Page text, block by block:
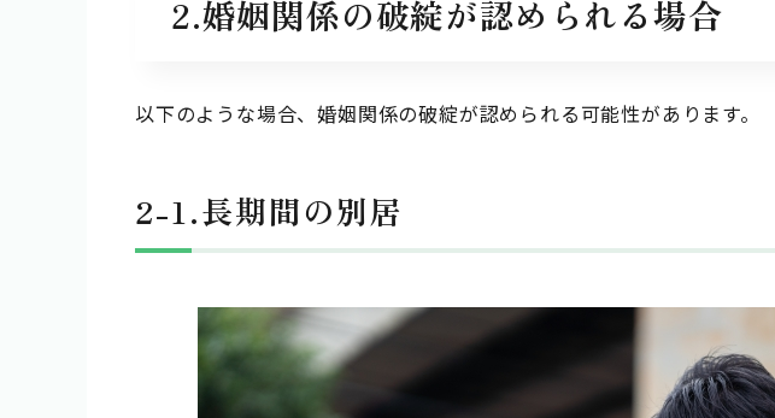
2.婚姻関係の破綻が認められる場合
以下のような場合、婚姻関係の破綻が認められる可能性があります。
2-1.長期間の別居